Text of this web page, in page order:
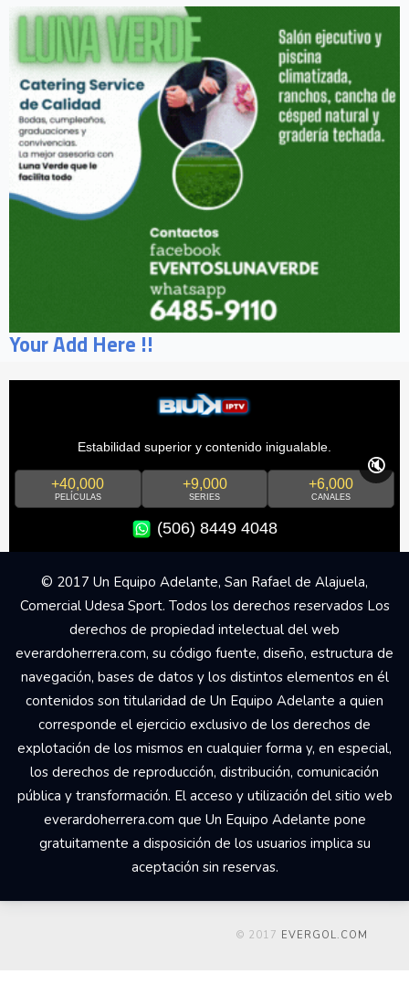
Your Add Here !!
Estabilidad superior y contenido inigualable.
+40,000
PELÍCULAS
+9,000
SERIES
+6,000
CANALES
(506) 8449 4048
🔇
© 2017 Un Equipo Adelante, San Rafael de Alajuela,
Comercial Udesa Sport. Todos los derechos reservados Los
derechos de propiedad intelectual del web
everardoherrera.com, su código fuente, diseño, estructura de
navegación, bases de datos y los distintos elementos en él
contenidos son titularidad de Un Equipo Adelante a quien
corresponde el ejercicio exclusivo de los derechos de
explotación de los mismos en cualquier forma y, en especial,
los derechos de reproducción, distribución, comunicación
pública y transformación. El acceso y utilización del sitio web
everardoherrera.com que Un Equipo Adelante pone
gratuitamente a disposición de los usuarios implica su
aceptación sin reservas.
© 2017 EVERGOL.COM